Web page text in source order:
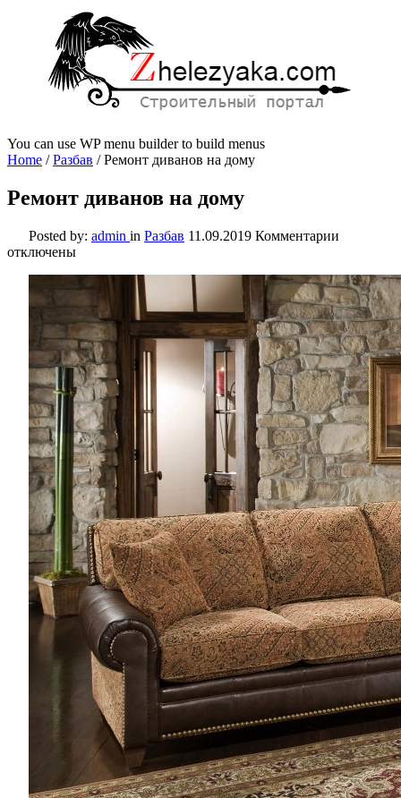
You can use WP menu builder to build menus
Home /Разбав /Ремонт диванов на дому
Ремонт диванов на дому
Posted by: admin in Разбав 11.09.2019 Комментарии
диванов
на
дому
отключены